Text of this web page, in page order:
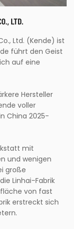
LTD.
Ltd. (Kende) ist
führt den Geist
auf eine
Hersteller
voller
China 2025-
mit
und wenigen
große
Linhai-Fabrik
von fast
erstreckt sich